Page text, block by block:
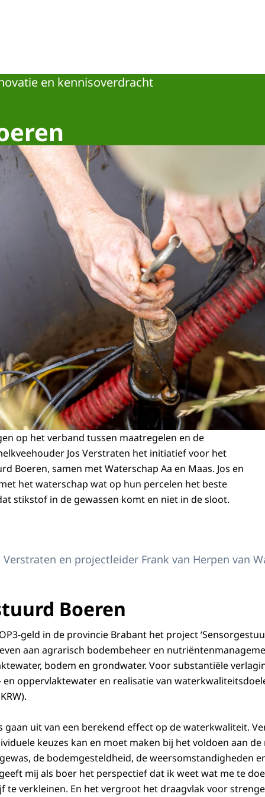
en kennisoverdracht
op het verband tussen maatregelen en de
Jos Verstraten het initiatief voor het
Boeren, samen met Waterschap Aa en Maas. Jos en
het waterschap wat op hun percelen het beste
stikstof in de gewassen komt en niet in de sloot.
Verstraten en projectleider Frank van Herpen van
Boeren
geld in de provincie Brabant het project
aan agrarisch bodembeheer en
bodem en grondwater. Voor substantiële
oppervlaktewater en realisatie van
gaan uit van een berekend effect op de waterkwaliteit.
keuzes kan en moet maken bij het voldoen aan
de bodemgesteldheid, de weersomstandigheden
mij als boer het perspectief dat ik weet wat me te
te verkleinen. En het vergroot het draagvlak voor